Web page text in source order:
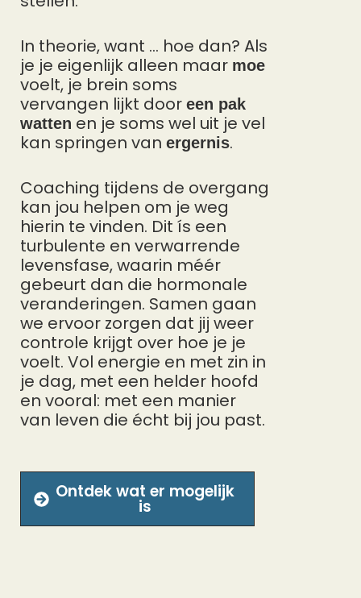
In theorie, want … hoe dan? Als
je je eigenlijk alleen maar moe
voelt, je brein soms
vervangen lijkt door een pak
watten en je soms wel uit je vel
kan springen van ergernis.
Coaching tijdens de overgang
kan jou helpen om je weg
hierin te vinden. Dit ís een
turbulente en verwarrende
levensfase, waarin méér
gebeurt dan die hormonale
veranderingen. Samen gaan
we ervoor zorgen dat jij weer
controle krijgt over hoe je je
voelt. Vol energie en met zin in
je dag, met een helder hoofd
en vooral: met een manier
van leven die écht bij jou past.
Ontdek wat er mogelijk
is